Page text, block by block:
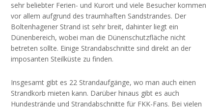
sehr beliebter Ferien- und Kurort und viele Besucher kommen
vor allem aufgrund des traumhaften Sandstrandes. Der
Boltenhagener Strand ist sehr breit, dahinter liegt ein
Dünenbereich, wobei man die Dünenschutzfläche nicht
betreten sollte. Einige Strandabschnitte sind direkt an der
imposanten Steilküste zu finden.
Insgesamt gibt es 22 Strandaufgänge, wo man auch einen
Strandkorb mieten kann. Darüber hinaus gibt es auch
Hundestrände und Strandabschnitte für FKK-Fans. Bei vielen